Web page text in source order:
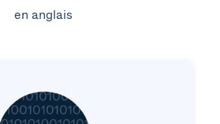
en anglais